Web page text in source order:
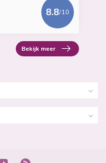
8.8/10
Bekijk meer